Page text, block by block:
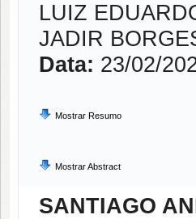
LUIZ
JADIR
Data: 23/02/
Mostrar Resumo
Mostrar Abstract
SANTIAGO